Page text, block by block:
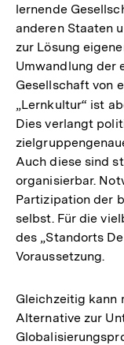
lernende
anderen Staaten
zur Lösung
Umwandlung der
Gesellschaft von
„Lernkultur“ ist
Dies verlangt
Auch diese sind
organisierbar.
Partizipation der
selbst. Für die
des „Standorts
Voraussetzung.
Gleichzeitig kann
Alternative zur